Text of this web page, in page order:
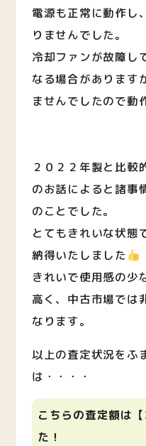
電源も正常に動作し
りませんでした。
冷却ファンが故障し
なる場合があります
ませんでしたので動
２０２２年製と比較
のお話によると諸事
のことでした。
とてもきれいな状態
納得いたしました
きれいで使用感の少
高く、中古市場では
なります。
以上の査定状況をふ
は・・・・
こちらの査定額は【
た！